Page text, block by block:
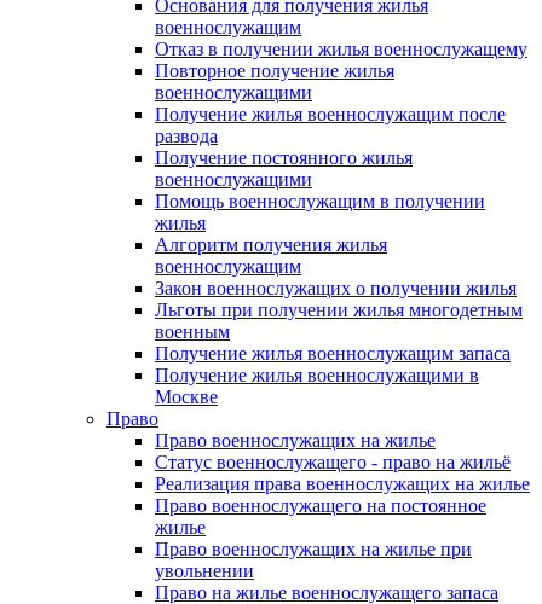
Основания для получения жилья
военнослужащим
Отказ в получении жилья военнослужащему
Повторное получение жилья
военнослужащими
Получение жилья военнослужащим после
развода
Получение постоянного жилья
военнослужащими
Помощь военнослужащим в получении
жилья
Алгоритм получения жилья
военнослужащим
Закон военнослужащих о получении жилья
Льготы при получении жилья многодетным
военным
Получение жилья военнослужащим запаса
Получение жилья военнослужащими в
Москве
Право
Право военнослужащих на жилье
Статус военнослужащего - право на жильё
Реализация права военнослужащих на жилье
Право военнослужащего на постоянное
жилье
Право военнослужащих на жилье при
увольнении
Право на жилье военнослужащего запаса